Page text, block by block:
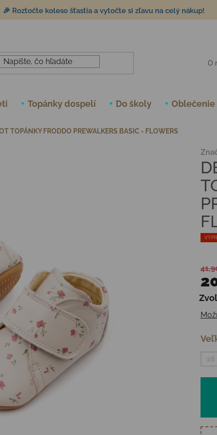
🎉 Roztočte koleso šťastia a vytočte si zľavu na celý nákup!
O
Topánky dospelí Do školy Oblečenie
TOPÁNKY FRODDO PREWALKERS BASIC - FLOWERS